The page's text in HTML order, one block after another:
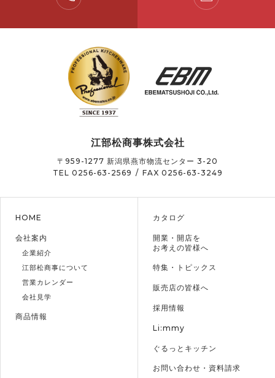
江部松商事株式会社
〒959-1277 新潟県燕市物流センター 3-20
TEL 0256-63-2569 / FAX 0256-63-3249
HOME
会社案内
企業紹介
江部松商事について
営業カレンダー
会社見学
商品情報
カタログ
開業・開店を
お考えの皆様へ
特集・トピックス
販売店の皆様へ
採用情報
Li:mmy
ぐるっとキッチン
お問い合わせ・資料請求